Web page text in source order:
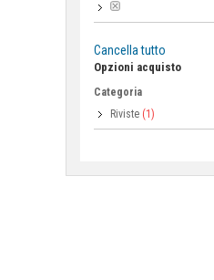
Cancella tutto
Opzioni acquisto
Categoria
Riviste (1)